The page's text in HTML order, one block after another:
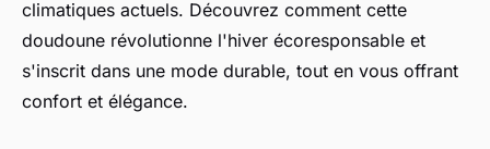
climatiques actuels. Découvrez comment cette
doudoune révolutionne l'hiver écoresponsable et
s'inscrit dans une mode durable, tout en vous offrant
confort et élégance.